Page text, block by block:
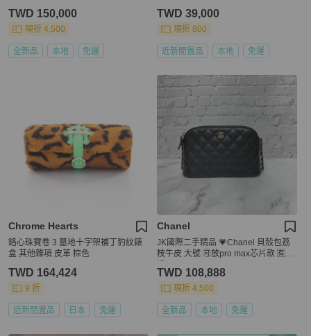
TWD 150,000
現折 4,500
全新品 本地 免運
TWD 39,000
現折 800
近新閒置品 本地 免運
Chrome Hearts
鉻心珠寶卷 3 墓地十字架補丁豹紋錶
盒 其他雜項 皮革 棕色
TWD 164,424
9 折
近新閒置品 日本 免運
Chanel
JK國際二手精品 💗Chanel 貝殼包荔
枝牛皮 大號 🉑放pro max芯片款 🈶購
TWD 108,888
現折 4,500
全新品 本地 免運